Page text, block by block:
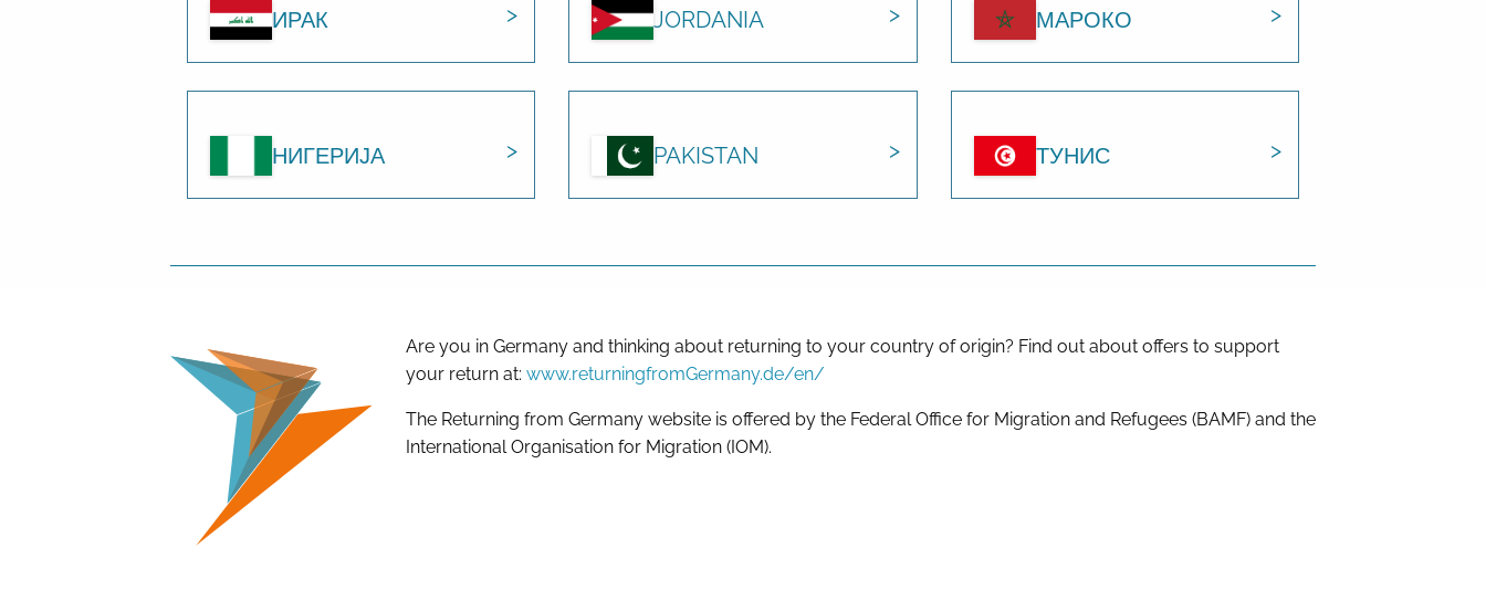
ИРАК JORDANIA МАРОКО
НИГЕРИЈА PAKISTAN ТУНИС
Are you in Germany and thinking about returning to your country of origin? Find out about offers to support
your return at: www.returningfromGermany.de/en/
The Returning from Germany website is offered by the Federal Office for Migration and Refugees (BAMF) and the
International Organisation for Migration (IOM).